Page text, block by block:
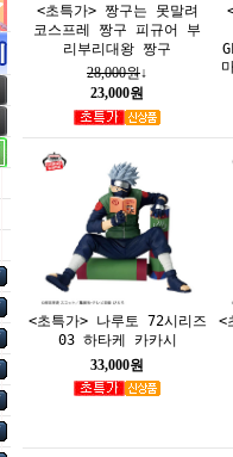
<초특가> 짱구는 못말려
코스프레 짱구 피규어 부
리부리대왕 짱구
28,000원↓
23,000원
<초특가> 나루토 72시리즈
03 하타케 카카시
33,000원
<